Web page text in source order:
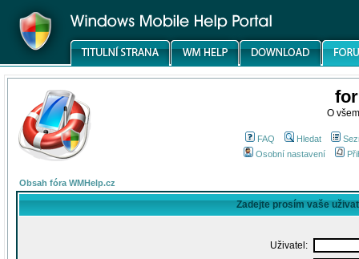
O
FAQ Hledat
Osobní nastavení
Obsah fóra WMHelp.cz
Zadejte prosím vaše
Uživatel: